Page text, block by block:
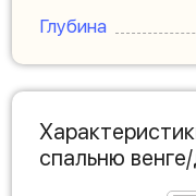
Глубина
спальню